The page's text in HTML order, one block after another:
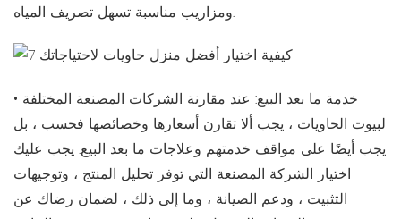
ومزاريب مناسبة تسهل تصريف المياه.
• خدمة ما بعد البيع: عند مقارنة الشركات المصنعة المختلفة
لبيوت الحاويات ، يجب ألا تقارن أسعارها وخصائصها فحسب ، بل
يجب أيضًا على مواقف خدمتهم وعلاجات ما بعد البيع. يجب عليك
اختيار الشركة المصنعة التي توفر تحليل المنتج ، وتوجيهات
التثبيت ، ودعم الصيانة ، وما إلى ذلك ، لضمان رضاك ​​عن